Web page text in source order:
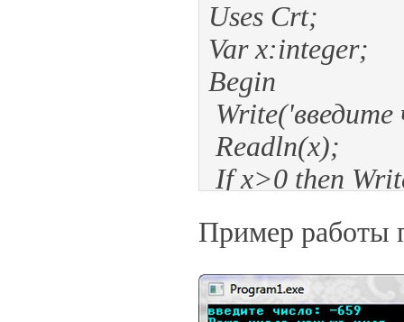
Uses Crt;
Var x:integer;
Begin
Write('введите
Readln(x);
If x>0 then
End.
Пример работы